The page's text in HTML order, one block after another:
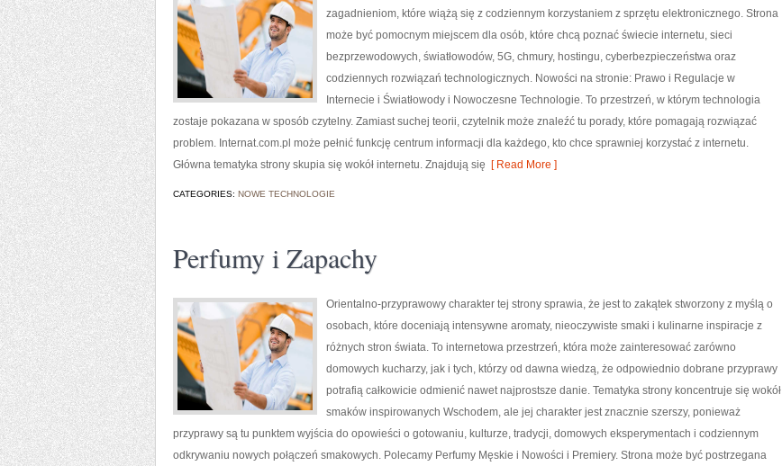
zagadnieniom, które wiążą się z codziennym korzystaniem z sprzętu elektronicznego. Strona
może być pomocnym miejscem dla osób, które chcą poznać świecie internetu, sieci
bezprzewodowych, światłowodów, 5G, chmury, hostingu, cyberbezpieczeństwa oraz
codziennych rozwiązań technologicznych. Nowości na stronie: Prawo i Regulacje w
Internecie i Światłowody i Nowoczesne Technologie. To przestrzeń, w którym technologia
zostaje pokazana w sposób czytelny. Zamiast suchej teorii, czytelnik może znaleźć tu porady, które pomagają rozwiązać
problem. Internat.com.pl może pełnić funkcję centrum informacji dla każdego, kto chce sprawniej korzystać z internetu.
Główna tematyka strony skupia się wokół internetu. Znajdują się [ Read More ]
CATEGORIES: NOWE TECHNOLOGIE
Perfumy i Zapachy
Orientalno-przyprawowy charakter tej strony sprawia, że jest to zakątek stworzony z myślą o
osobach, które doceniają intensywne aromaty, nieoczywiste smaki i kulinarne inspiracje z
różnych stron świata. To internetowa przestrzeń, która może zainteresować zarówno
domowych kucharzy, jak i tych, którzy od dawna wiedzą, że odpowiednio dobrane przyprawy
potrafią całkowicie odmienić nawet najprostsze danie. Tematyka strony koncentruje się wokół
smaków inspirowanych Wschodem, ale jej charakter jest znacznie szerszy, ponieważ
przyprawy są tu punktem wyjścia do opowieści o gotowaniu, kulturze, tradycji, domowych eksperymentach i codziennym
odkrywaniu nowych połączeń smakowych. Polecamy Perfumy Męskie i Nowości i Premiery. Strona może być postrzegana